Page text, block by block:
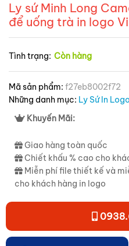
Ly sứ Minh Long
để uống trà in logo
Tình trạng: Còn hàng
Mã sản phẩm: f27eb8002f72
Những danh mục: Ly Sứ In Logo
Khuyến Mãi:
Giao hàng toàn quốc
Chiết khấu % cao cho
Miễn phí file thiết kế và
cho khách hàng in logo